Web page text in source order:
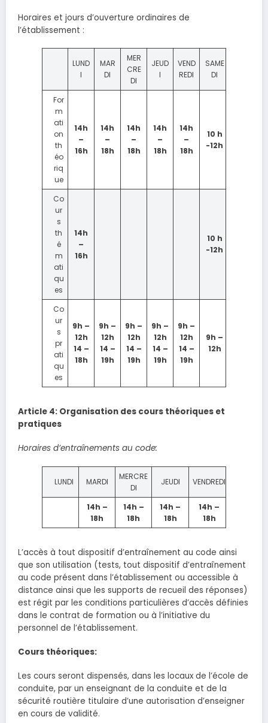
Horaires et jours d’ouverture ordinaires de
l’établissement :
LUND
I
MAR
DI
MER
CRE
DI
JEUD
I
VEND
REDI
SAME
DI
For
m
ati
on
th
éo
riq
ue
14h
–
16h
14h
–
18h
14h
–
18h
14h
–
18h
14h
–
18h
10 h
-12h
Co
ur
s
th
é
m
ati
qu
es
14h
–
16h
10 h
-12h
Co
ur
s
pr
ati
qu
es
9h –
12h
14 –
18h
9h –
12h
14 –
19h
9h –
12h
14 –
19h
9h –
12h
14 –
19h
9h –
12h
14 –
19h
9h –
12h
Article 4: Organisation des cours théoriques et
pratiques
Horaires d’entraînements au code:
LUNDI MARDI
MERCRE
DI
JEUDI VENDREDI
14h –
18h
14h –
18h
14h –
18h
14h –
18h
L’accès à tout dispositif d’entraînement au code ainsi
que son utilisation (tests, tout dispositif d’entraînement
au code présent dans l’établissement ou accessible à
distance ainsi que les supports de recueil des réponses)
est régit par les conditions particulières d’accès définies
dans le contrat de formation ou à l’initiative du
personnel de l’établissement.
Cours théoriques:
Les cours seront dispensés, dans les locaux de l’école de
conduite, par un enseignant de la conduite et de la
sécurité routière titulaire d’une autorisation d’enseigner
en cours de validité.